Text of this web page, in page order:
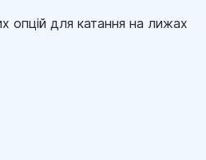
опцій для катання на лижах